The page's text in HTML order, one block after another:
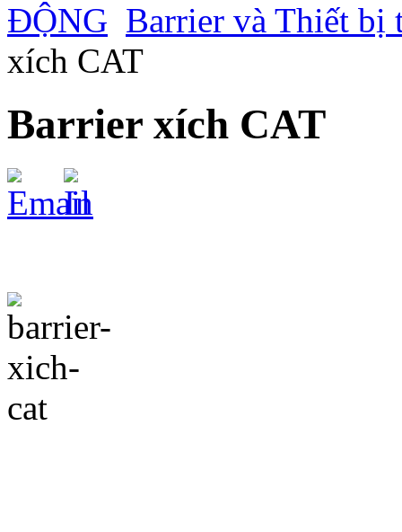
ĐỘNG Barrier và Thiết
xích CAT
Barrier xích CAT